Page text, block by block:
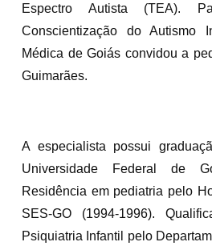
Espectro Autista (TEA).
Conscientização do Autismo
Médica de Goiás convidou a
Guimarães.
A especialista possui
Universidade Federal de
Residência em pediatria pelo
SES-GO (1994-1996).
Psiquiatria Infantil pelo